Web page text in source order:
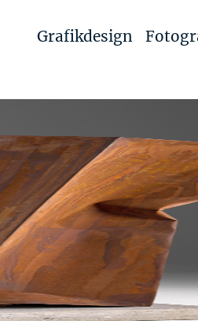
Grafikdesign